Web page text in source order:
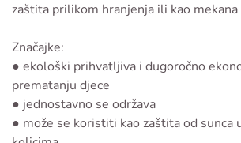
zaštita prilikom hranjenja ili kao mekana
Značajke:
● ekološki prihvatljiva i dugoročno
prematanju djece
● jednostavno se održava
● može se koristiti kao zaštita od sunca